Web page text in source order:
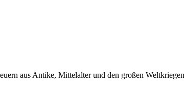
aus Antike, Mittelalter und den großen